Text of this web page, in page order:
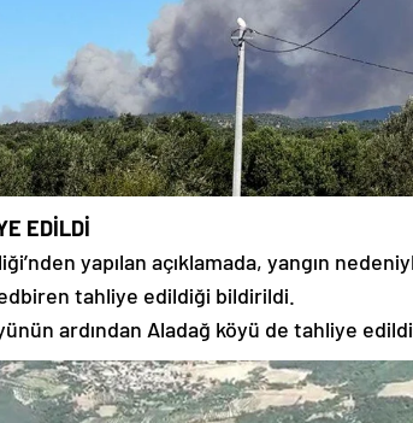
EDİLDİ
yapılan açıklamada, yangın
tahliye edildiği bildirildi.
ardından Aladağ köyü de tahliye